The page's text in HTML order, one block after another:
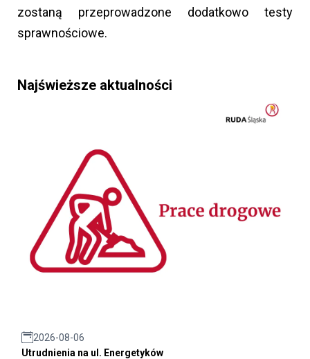
zostaną przeprowadzone dodatkowo testy
sprawnościowe.
Najświeższe aktualności
2026-08-06
Utrudnienia na ul. Energetyków